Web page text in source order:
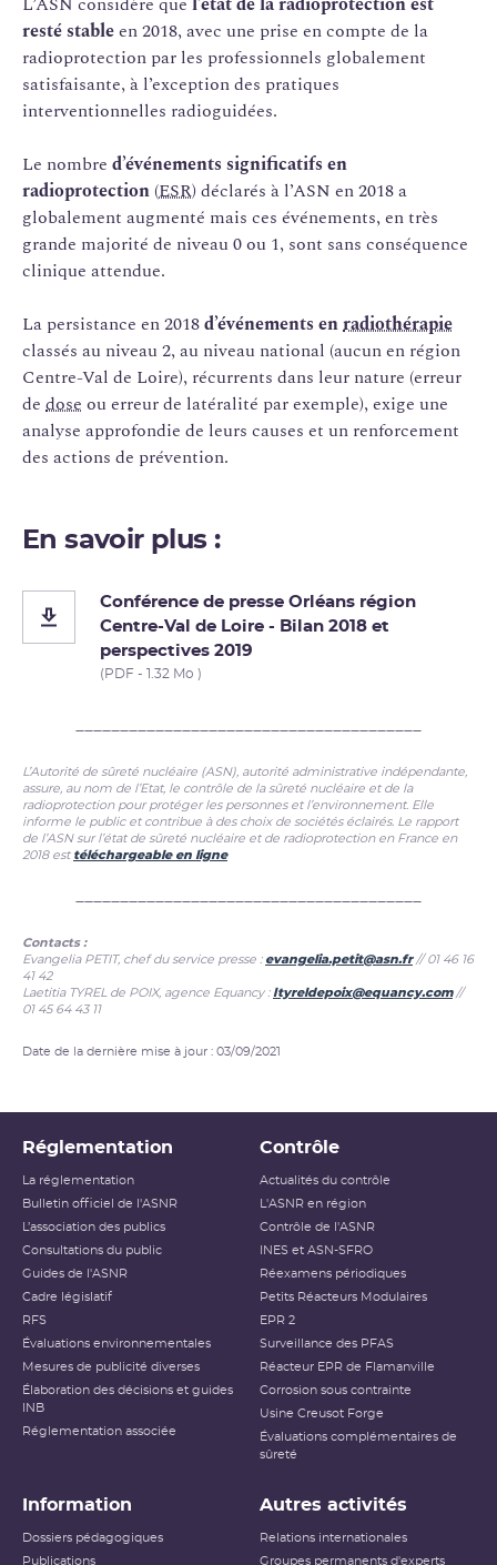
resté stableen 2018, avec une prise en compte de la
radioprotection par les professionnels globalement
satisfaisante, à l’exception des pratiques
interventionnelles radioguidées.
Le nombre d’événements significatifs en
radioprotection (ESR) déclarés à l’ASN en 2018 a
globalement augmenté mais ces événements, en très
grande majorité de niveau 0 ou 1, sont sans conséquence
clinique attendue.
La persistance en 2018d’événements enradiothérapie
classés au niveau 2, au niveau national (aucun en région
Centre-Val de Loire), récurrents dans leur nature (erreur
de dose ou erreur de latéralité par exemple), exige une
analyse approfondie de leurs causes et un renforcement
des actions de prévention.
En savoir plus :
Conférence de presse Orléans région
Centre-Val de Loire - Bilan 2018 et
perspectives 2019
(PDF - 1.32 Mo )
_______________________________________
L’Autorité de sûreté nucléaire (ASN), autorité administrative indépendante,
assure, au nom de l’Etat, le contrôle de la sûreté nucléaire et de la
radioprotection pour protéger les personnes et l’environnement. Elle
informe le public et contribue à des choix de sociétés éclairés. Le rapport
de l’ASN sur l’état de sûreté nucléaire et de radioprotection en France en
2018 est téléchargeable en ligne
_______________________________________
Contacts :
Evangelia PETIT, chef du service presse : evangelia.petit@asn.fr// 01 46 16
41 42
Laetitia TYREL de POIX, agence Equancy :ltyreldepoix@equancy.com//
01 45 64 43 11
Date de la dernière mise à jour : 03/09/2021
Réglementation
La réglementation
Bulletin officiel de l'ASNR
L’association des publics
Consultations du public
Guides de l'ASNR
Cadre législatif
RFS
Évaluations environnementales
Mesures de publicité diverses
Élaboration des décisions et guides
INB
Réglementation associée
Contrôle
Actualités du contrôle
L'ASNR en région
Contrôle de l'ASNR
INES et ASN-SFRO
Réexamens périodiques
Petits Réacteurs Modulaires
EPR 2
Surveillance des PFAS
Réacteur EPR de Flamanville
Corrosion sous contrainte
Usine Creusot Forge
Évaluations complémentaires de
sûreté
Information
Dossiers pédagogiques
Publications
Autres activités
Relations internationales
Groupes permanents d'experts